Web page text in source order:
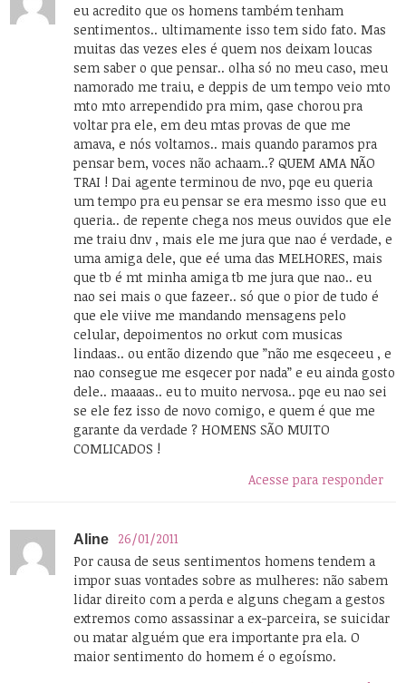
eu acredito que os homens também tenham
sentimentos.. ultimamente isso tem sido fato. Mas
muitas das vezes eles é quem nos deixam loucas
sem saber o que pensar.. olha só no meu caso, meu
namorado me traiu, e deppis de um tempo veio mto
mto mto arrependido pra mim, qase chorou pra
voltar pra ele, em deu mtas provas de que me
amava, e nós voltamos.. mais quando paramos pra
pensar bem, voces não achaam..? QUEM AMA NÃO
TRAI ! Dai agente terminou de nvo, pqe eu queria
um tempo pra eu pensar se era mesmo isso que eu
queria.. de repente chega nos meus ouvidos que ele
me traiu dnv , mais ele me jura que nao é verdade, e
uma amiga dele, que eé uma das MELHORES, mais
que tb é mt minha amiga tb me jura que nao.. eu
nao sei mais o que fazeer.. só que o pior de tudo é
que ele viive me mandando mensagens pelo
celular, depoimentos no orkut com musicas
lindaas.. ou então dizendo que ”não me esqeceeu , e
nao consegue me esqecer por nada” e eu ainda gosto
dele.. maaaas.. eu to muito nervosa.. pqe eu nao sei
se ele fez isso de novo comigo, e quem é que me
garante da verdade ? HOMENS SÃO MUITO
COMLICADOS !
Acesse para responder
Aline
26/01/2011
Por causa de seus sentimentos homens tendem a
impor suas vontades sobre as mulheres: não sabem
lidar direito com a perda e alguns chegam a gestos
extremos como assassinar a ex-parceira, se suicidar
ou matar alguém que era importante pra ela. O
maior sentimento do homem é o egoísmo.